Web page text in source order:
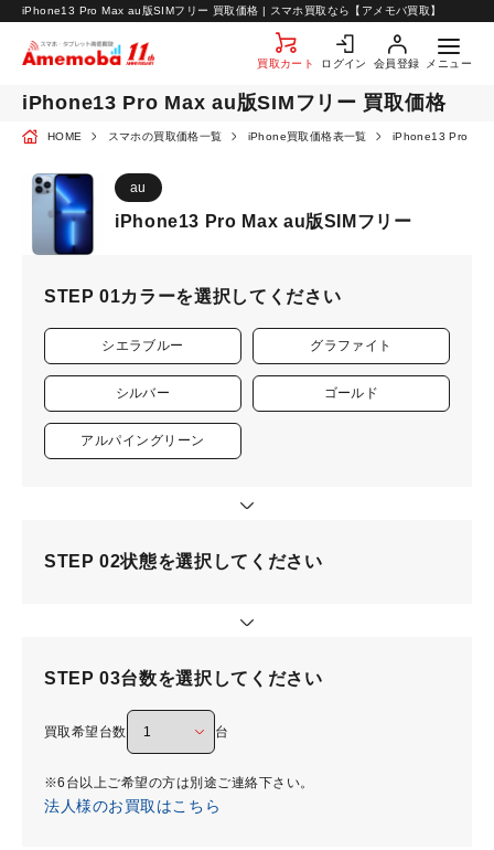
iPhone13 Pro Max au版SIMフリー 買取価格 | スマホ買取なら【アメモバ買取】
買取カート ログイン 会員登録 メニュー
お知らせ
お問い合わせ
iPhone13 Pro Max au版SIMフリー 買取価格
HOME スマホの買取価格一覧 iPhone買取価格表一覧 iPhone13 Pro
au
iPhone13 Pro Max au版SIMフリー
STEP 01カラーを選択してください
シエラブルー グラファイト
シルバー ゴールド
アルパイングリーン
STEP 02状態を選択してください
STEP 03台数を選択してください
買取希望台数 台
※6台以上ご希望の方は別途ご連絡下さい。
法人様のお買取はこちら